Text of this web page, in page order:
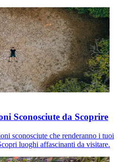
Sconosciute da Scoprire
sconosciute che renderanno i tuoi
luoghi affascinanti da visitare.